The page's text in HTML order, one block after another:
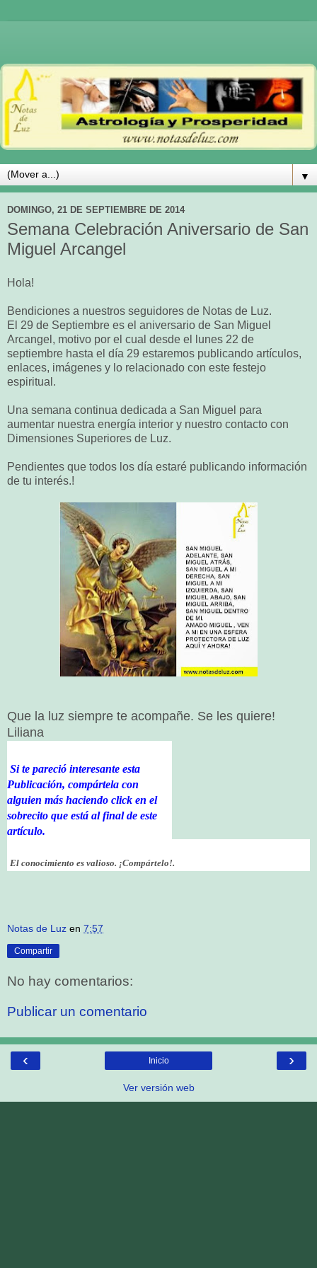
▼
DOMINGO, 21 DE SEPTIEMBRE DE 2014
Semana Celebración Aniversario de San
Miguel Arcangel
Hola!
Bendiciones a nuestros seguidores de Notas de Luz.
El 29 de Septiembre es el aniversario de San Miguel
Arcangel, motivo por el cual desde el lunes 22 de
septiembre hasta el día 29 estaremos publicando artículos,
enlaces, imágenes y lo relacionado con este festejo
espiritual.
Una semana continua dedicada a San Miguel para
aumentar nuestra energía interior y nuestro contacto con
Dimensiones Superiores de Luz.
Pendientes que todos los día estaré publicando información
de tu interés.!
Que la luz siempre te acompañe. Se les quiere!
Liliana
Si te pareció interesante esta
Publicación, compártela con
alguien más haciendo click en el
sobrecito que está al final de este
artículo.
El conocimiento es valioso. ¡Compártelo!.
Notas de Luz en 7:57
Compartir
No hay comentarios:
Publicar un comentario
‹ ›
Inicio
Ver versión web